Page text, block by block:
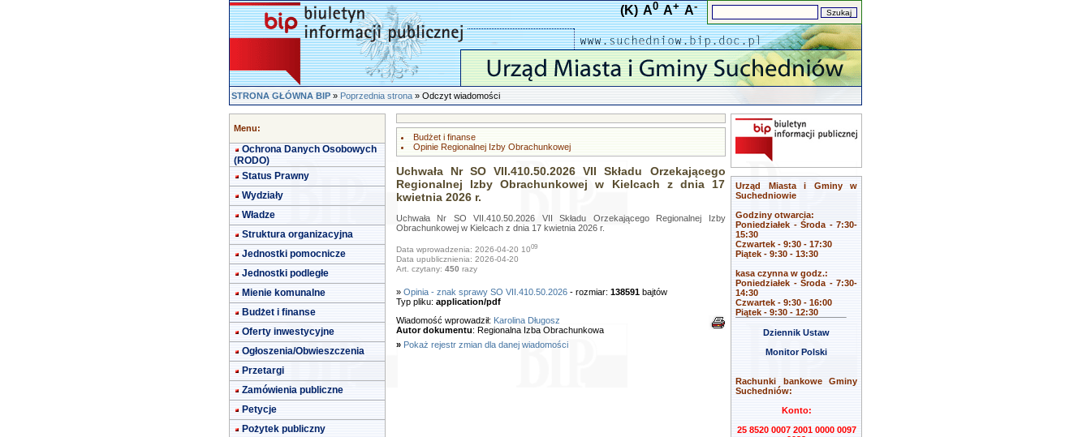
(K) A0 A+ A-
STRONA GŁÓWNA BIP»Poprzednia strona» Odczyt wiadomości
Menu:
Ochrona Danych Osobowych
(RODO)
Status Prawny
Wydziały
Władze
Struktura organizacyjna
Jednostki pomocnicze
Jednostki podległe
Mienie komunalne
Budżet i finanse
Oferty inwestycyjne
Ogłoszenia/Obwieszczenia
Przetargi
Zamówienia publiczne
Petycje
Pożytek publiczny
Budżet i finanse
Opinie Regionalnej Izby Obrachunkowej
Uchwała Nr SO VII.410.50.2026 VII Składu Orzekającego
Regionalnej Izby Obrachunkowej w Kielcach z dnia 17
kwietnia 2026 r.
Uchwała Nr SO VII.410.50.2026 VII Składu Orzekającego Regionalnej Izby
Obrachunkowej w Kielcach z dnia 17 kwietnia 2026 r.
Data wprowadzenia: 2026-04-20 1009
Data upublicznienia: 2026-04-20
Art. czytany: 450 razy
» Opinia - znak sprawy SO VII.410.50.2026- rozmiar: 138591bajtów
Typ pliku: application/pdf
Wiadomość wprowadził: Karolina Długosz
Autor dokumentu: Regionalna Izba Obrachunkowa
» Pokaż rejestr zmian dla danej wiadomości
Urząd Miasta i Gminy w
Suchedniowie
Godziny otwarcia:
Poniedziałek - Środa - 7:30-
15:30
Czwartek - 9:30 - 17:30
Piątek - 9:30 - 13:30
kasa czynna w godz.:
Poniedziałek - Środa - 7:30-
14:30
Czwartek - 9:30 - 16:00
Piątek - 9:30 - 12:30
Dziennik Ustaw
Monitor Polski
Rachunki bankowe Gminy
Suchedniów:
Konto:
25 8520 0007 2001 0000 0097